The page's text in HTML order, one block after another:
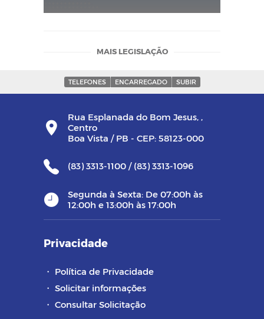
MAIS LEGISLAÇÃO
TELEFONES ENCARREGADO SUBIR
Rua Esplanada do Bom Jesus, ,
Centro
Boa Vista / PB - CEP: 58123-000
(83) 3313-1100 / (83) 3313-1096
Segunda à Sexta: De 07:00h às
12:00h e 13:00h às 17:00h
Privacidade
・ Política de Privacidade
・ Solicitar informações
・ Consultar Solicitação